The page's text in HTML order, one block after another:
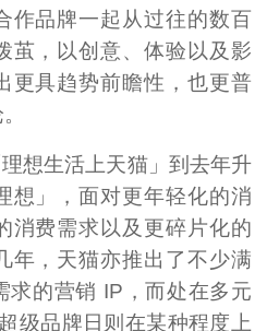
作品牌一起从过往的数百
茧，以创意、体验以及影
更具趋势前瞻性，也更普
想生活上天猫」到去年升
想」，面对更年轻化的消
消费需求以及更碎片化的
年，天猫亦推出了不少满
求的营销 IP，而处在多元
级品牌日则在某种程度上